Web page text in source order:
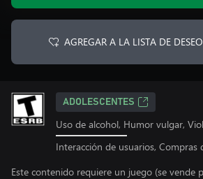
AGREGAR A LA LISTA DE
ADOLESCENTES
Uso de alcohol, Humor vulgar,
Interacción de usuarios,
Este contenido requiere un juego (se vende